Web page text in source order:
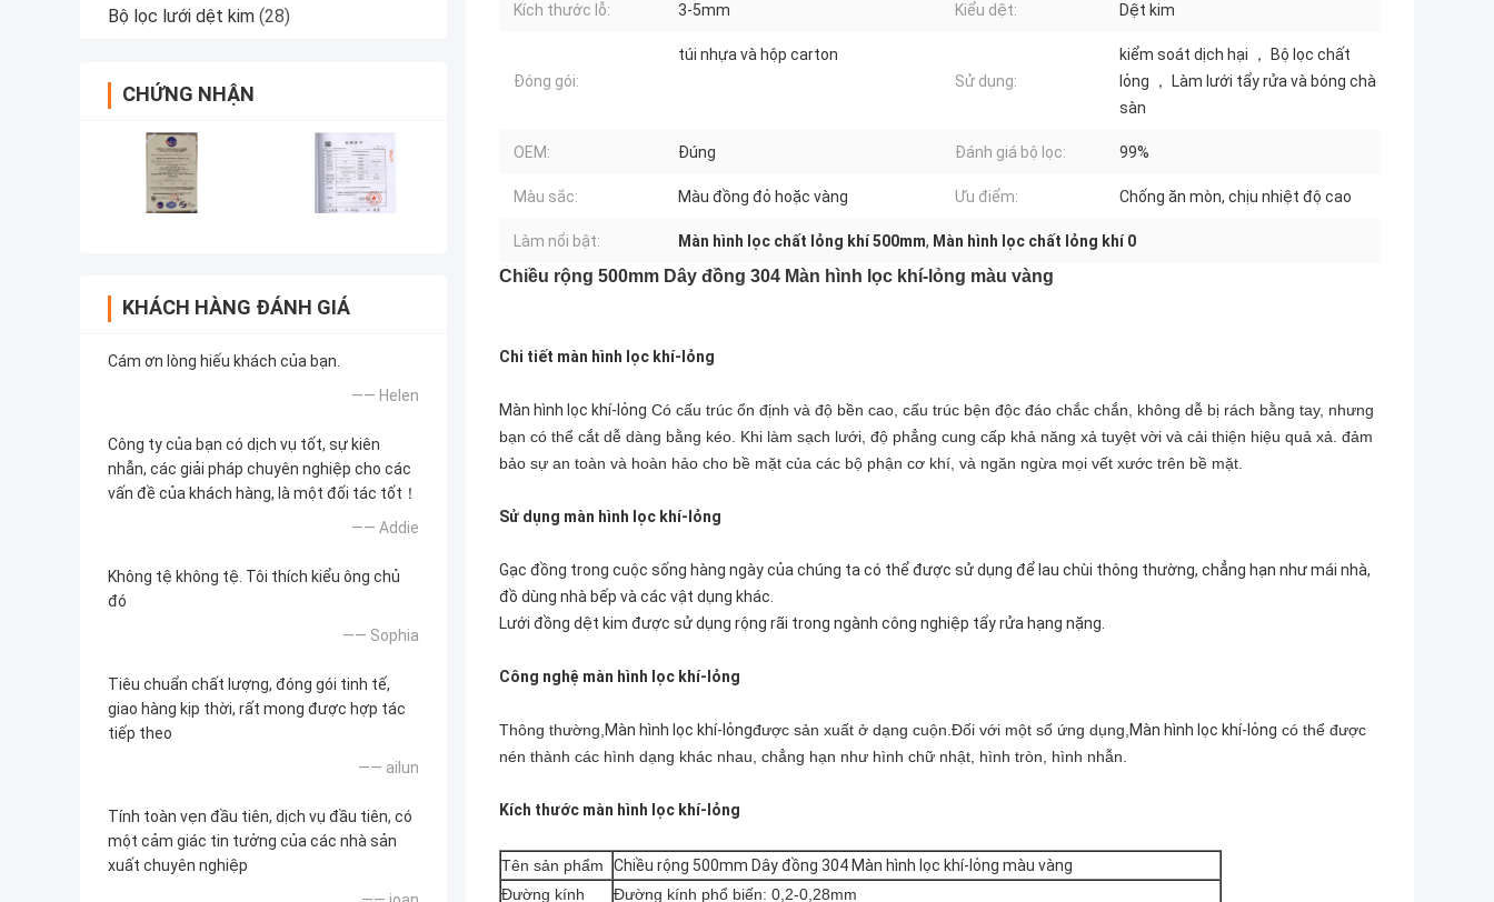
Bộ lọc lưới dệt kim (28)
CHỨNG NHẬN
KHÁCH HÀNG ĐÁNH GIÁ
Cám ơn lòng hiếu khách của bạn.
—— Helen
Công ty của bạn có dịch vụ tốt, sự kiên
nhẫn, các giải pháp chuyên nghiệp cho các
vấn đề của khách hàng, là một đối tác tốt！
—— Addie
Không tệ không tệ. Tôi thích kiểu ông chủ
đó
—— Sophia
Tiêu chuẩn chất lượng, đóng gói tinh tế,
giao hàng kịp thời, rất mong được hợp tác
tiếp theo
—— ailun
Tính toàn vẹn đầu tiên, dịch vụ đầu tiên, có
một cảm giác tin tưởng của các nhà sản
xuất chuyên nghiệp
Kích thước lỗ: 3-5mm Kiểu dệt: Dệt kim
Đóng gói:
túi nhựa và hộp carton
Sử dụng:
kiểm soát dịch hại ， Bộ lọc chất
lỏng ， Làm lưới tẩy rửa và bóng chà
sàn
OEM: Đúng Đánh giá bộ lọc: 99%
Màu sắc: Màu đồng đỏ hoặc vàng Ưu điểm: Chống ăn mòn, chịu nhiệt độ cao
Làm nổi bật: Màn hình lọc chất lỏng khí 500mm, Màn hình lọc chất lỏng khí 0
Chiều rộng 500mm Dây đồng 304 Màn hình lọc khí-lỏng màu vàng
Chi tiết màn hình lọc khí-lỏng
Màn hình lọc khí-lỏng Có cấu trúc ổn định và độ bền cao, cấu trúc bện độc đáo chắc chắn, không dễ bị rách bằng tay, nhưng
bạn có thể cắt dễ dàng bằng kéo. Khi làm sạch lưới, độ phẳng cung cấp khả năng xả tuyệt vời và cải thiện hiệu quả xả. đảm
bảo sự an toàn và hoàn hảo cho bề mặt của các bộ phận cơ khí, và ngăn ngừa mọi vết xước trên bề mặt.
Sử dụng màn hình lọc khí-lỏng
Gạc đồng trong cuộc sống hàng ngày của chúng ta có thể được sử dụng để lau chùi thông thường, chẳng hạn như mái nhà,
đồ dùng nhà bếp và các vật dụng khác.
Lưới đồng dệt kim được sử dụng rộng rãi trong ngành công nghiệp tẩy rửa hạng nặng.
Công nghệ màn hình lọc khí-lỏng
Thông thường,Màn hình lọc khí-lỏngđược sản xuất ở dạng cuộn.Đối với một số ứng dụng,Màn hình lọc khí-lỏng có thể được
nén thành các hình dạng khác nhau, chẳng hạn như hình chữ nhật, hình tròn, hình nhẫn.
Kích thước màn hình lọc khí-lỏng
Tên sản phẩm
Chiều rộng 500mm Dây đồng 304 Màn hình lọc khí-lỏng màu vàng
Đường kính
Đường kính phổ biến: 0,2-0,28mm